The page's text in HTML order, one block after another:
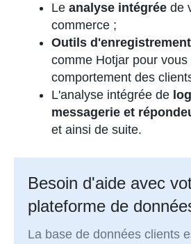
Le analyse intégrée de
commerce ;
Outils
comme Hotjar pour
comportement des
L'analyse intégrée de
messagerie et
et ainsi de suite.
Besoin d'aide avec
plateforme de
La base de données clients